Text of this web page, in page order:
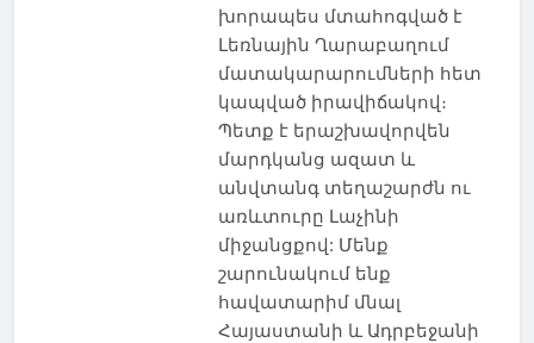
խորապես մտահոգված է
Լեռնային Ղարաբաղում
մատակարարումների հետ
կապված իրավիճակով։
Պետք է երաշխավորվեն
մարդկանց ազատ և
անվտանգ տեղաշարժն ու
առևտուրը Լաչինի
միջանցքով: Մենք
շարունակում ենք
հավատարիմ մնալ
Հայաստանի և Ադրբեջանի
ՀԱՐԱԲԵՐՈՒԹՅՈՒՆՆԵՐ